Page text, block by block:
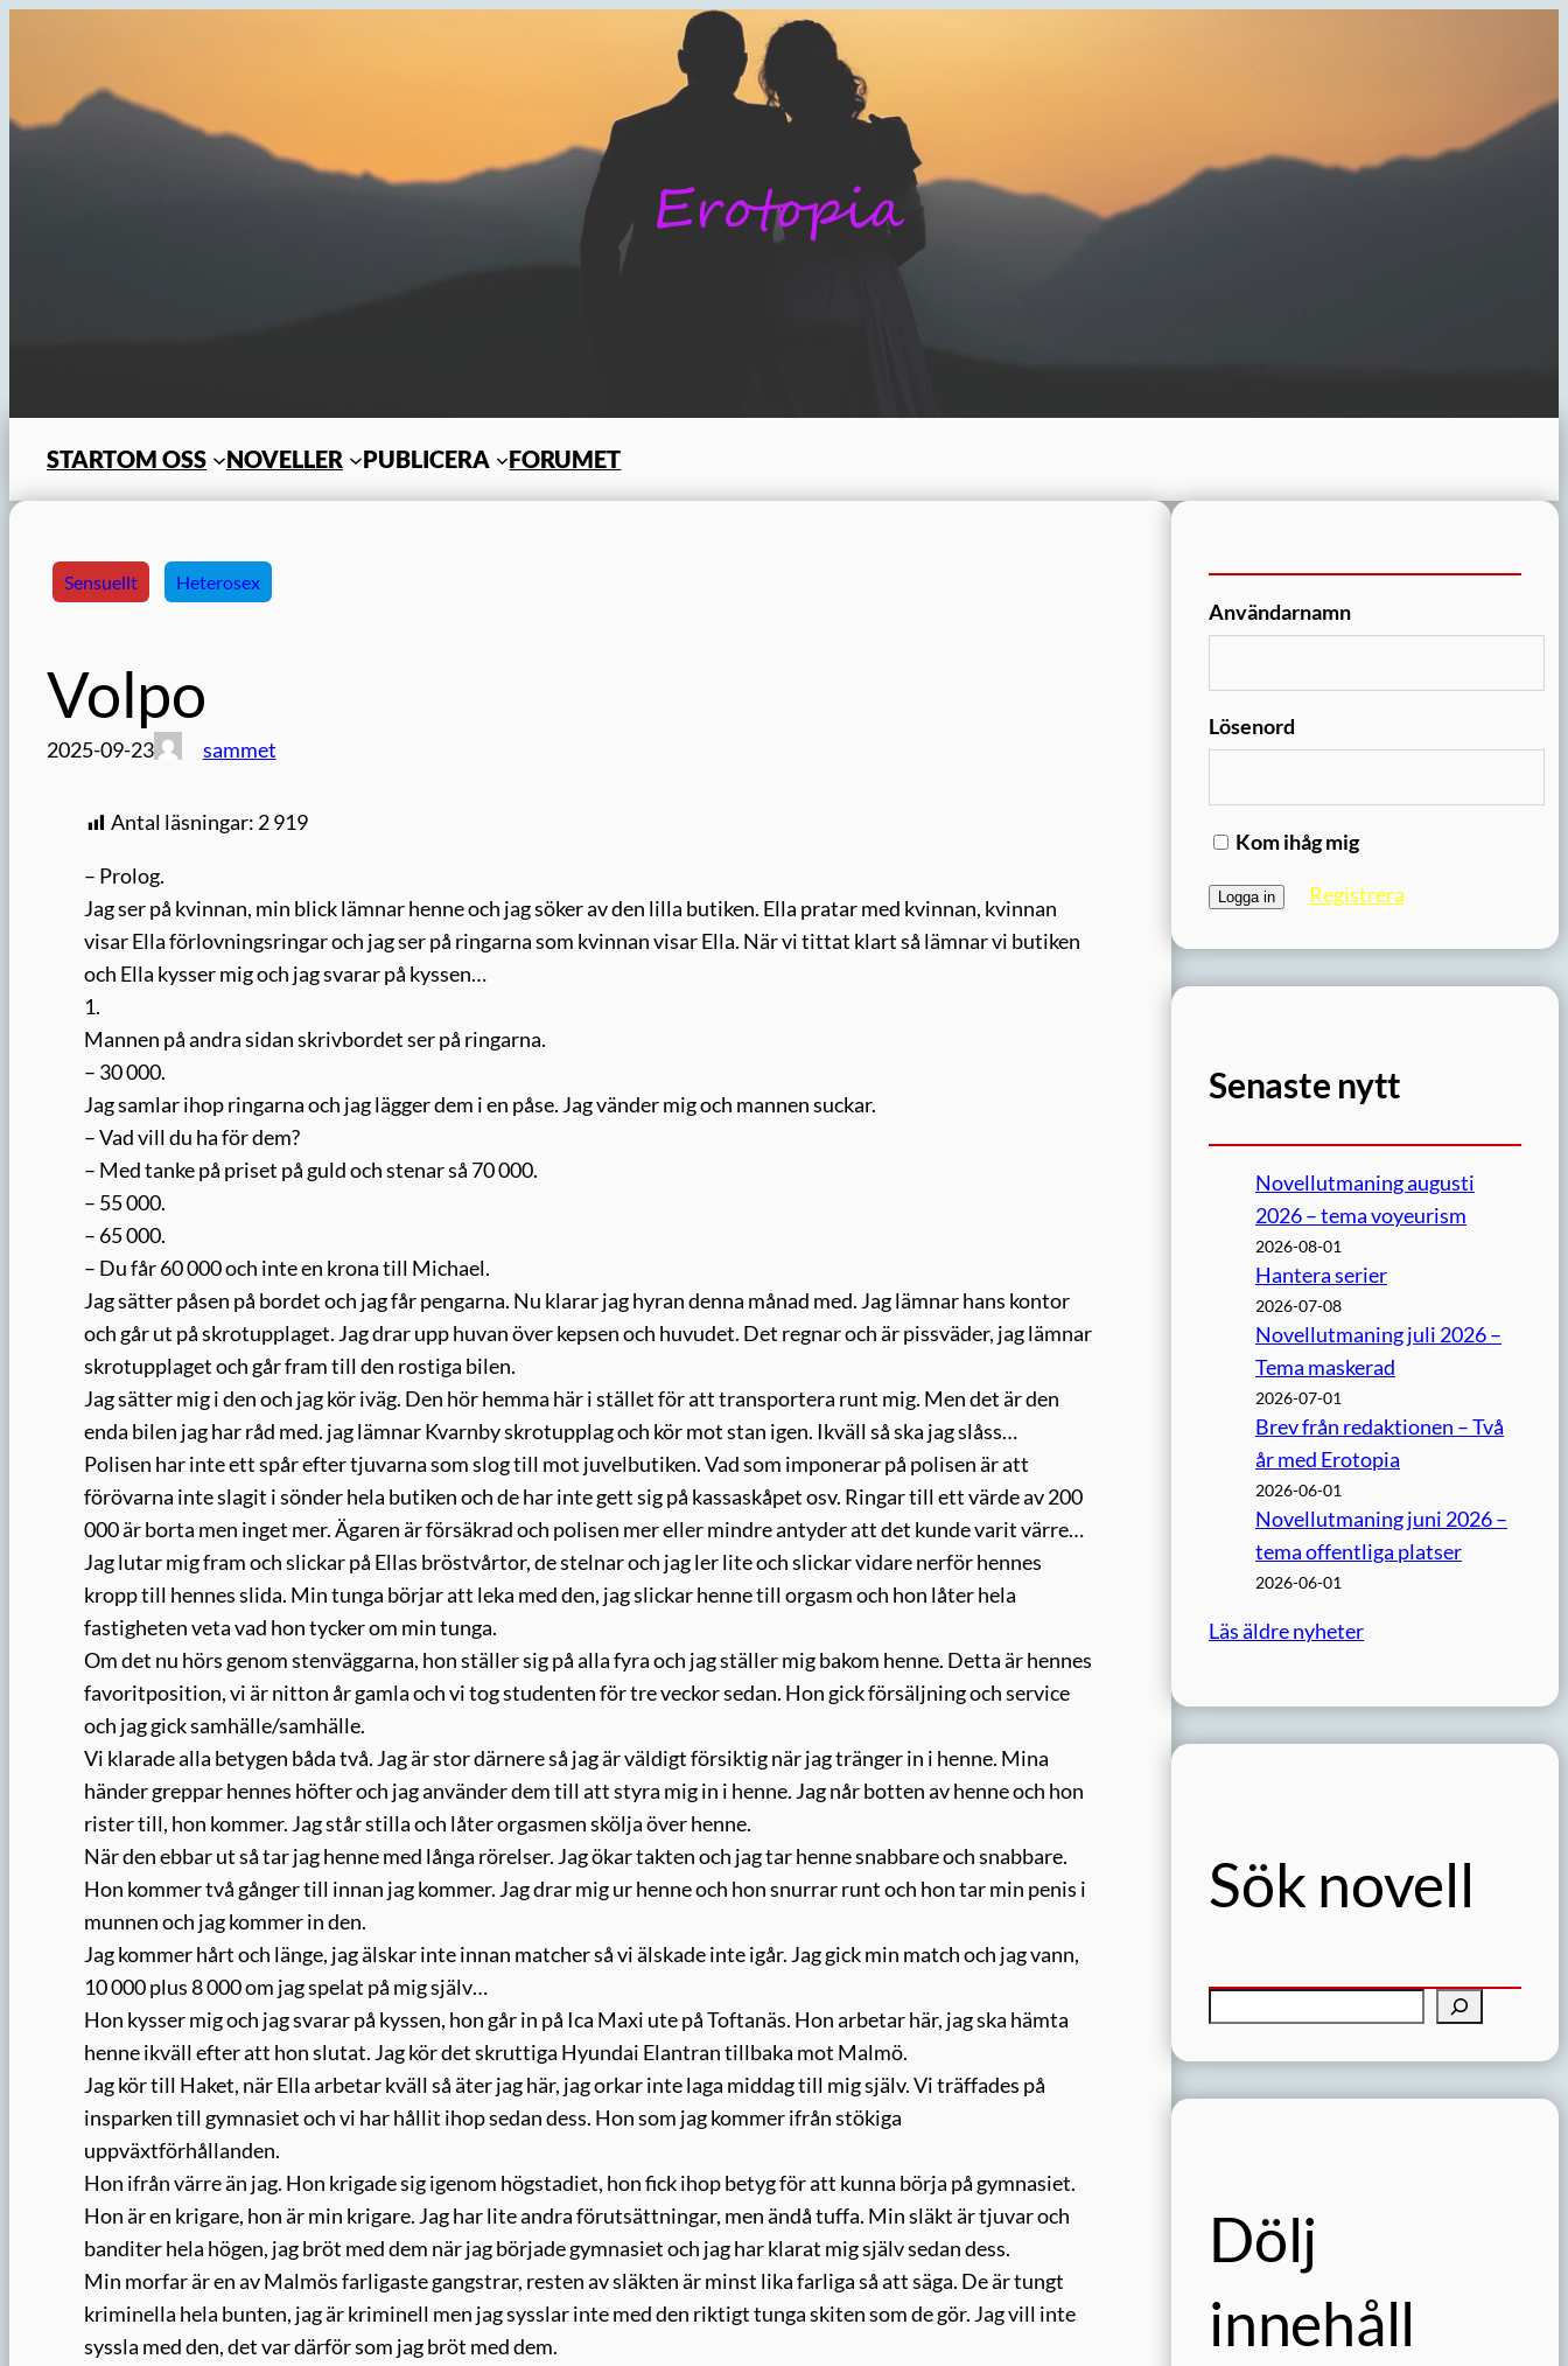
STARTOM OSS NOVELLER PUBLICERA FORUMET
Sensuellt Heterosex
Volpo
2025-09-23 sammet
Antal läsningar: 2 919
– Prolog.
Jag ser på kvinnan, min blick lämnar henne och jag söker av den lilla butiken. Ella pratar med kvinnan, kvinnan
visar Ella förlovningsringar och jag ser på ringarna som kvinnan visar Ella. När vi tittat klart så lämnar vi butiken
och Ella kysser mig och jag svarar på kyssen…
1.
Mannen på andra sidan skrivbordet ser på ringarna.
– 30 000.
Jag samlar ihop ringarna och jag lägger dem i en påse. Jag vänder mig och mannen suckar.
– Vad vill du ha för dem?
– Med tanke på priset på guld och stenar så 70 000.
– 55 000.
– 65 000.
– Du får 60 000 och inte en krona till Michael.
Jag sätter påsen på bordet och jag får pengarna. Nu klarar jag hyran denna månad med. Jag lämnar hans kontor
och går ut på skrotupplaget. Jag drar upp huvan över kepsen och huvudet. Det regnar och är pissväder, jag lämnar
skrotupplaget och går fram till den rostiga bilen.
Jag sätter mig i den och jag kör iväg. Den hör hemma här i stället för att transportera runt mig. Men det är den
enda bilen jag har råd med. jag lämnar Kvarnby skrotupplag och kör mot stan igen. Ikväll så ska jag slåss…
Polisen har inte ett spår efter tjuvarna som slog till mot juvelbutiken. Vad som imponerar på polisen är att
förövarna inte slagit i sönder hela butiken och de har inte gett sig på kassaskåpet osv. Ringar till ett värde av 200
000 är borta men inget mer. Ägaren är försäkrad och polisen mer eller mindre antyder att det kunde varit värre…
Jag lutar mig fram och slickar på Ellas bröstvårtor, de stelnar och jag ler lite och slickar vidare nerför hennes
kropp till hennes slida. Min tunga börjar att leka med den, jag slickar henne till orgasm och hon låter hela
fastigheten veta vad hon tycker om min tunga.
Om det nu hörs genom stenväggarna, hon ställer sig på alla fyra och jag ställer mig bakom henne. Detta är hennes
favoritposition, vi är nitton år gamla och vi tog studenten för tre veckor sedan. Hon gick försäljning och service
och jag gick samhälle/samhälle.
Vi klarade alla betygen båda två. Jag är stor därnere så jag är väldigt försiktig när jag tränger in i henne. Mina
händer greppar hennes höfter och jag använder dem till att styra mig in i henne. Jag når botten av henne och hon
rister till, hon kommer. Jag står stilla och låter orgasmen skölja över henne.
När den ebbar ut så tar jag henne med långa rörelser. Jag ökar takten och jag tar henne snabbare och snabbare.
Hon kommer två gånger till innan jag kommer. Jag drar mig ur henne och hon snurrar runt och hon tar min penis i
munnen och jag kommer in den.
Jag kommer hårt och länge, jag älskar inte innan matcher så vi älskade inte igår. Jag gick min match och jag vann,
10 000 plus 8 000 om jag spelat på mig själv…
Hon kysser mig och jag svarar på kyssen, hon går in på Ica Maxi ute på Toftanäs. Hon arbetar här, jag ska hämta
henne ikväll efter att hon slutat. Jag kör det skruttiga Hyundai Elantran tillbaka mot Malmö.
Jag kör till Haket, när Ella arbetar kväll så äter jag här, jag orkar inte laga middag till mig själv. Vi träffades på
insparken till gymnasiet och vi har hållit ihop sedan dess. Hon som jag kommer ifrån stökiga
uppväxtförhållanden.
Hon ifrån värre än jag. Hon krigade sig igenom högstadiet, hon fick ihop betyg för att kunna börja på gymnasiet.
Hon är en krigare, hon är min krigare. Jag har lite andra förutsättningar, men ändå tuffa. Min släkt är tjuvar och
banditer hela högen, jag bröt med dem när jag började gymnasiet och jag har klarat mig själv sedan dess.
Min morfar är en av Malmös farligaste gangstrar, resten av släkten är minst lika farliga så att säga. De är tungt
kriminella hela bunten, jag är kriminell men jag sysslar inte med den riktigt tunga skiten som de gör. Jag vill inte
syssla med den, det var därför som jag bröt med dem.
Användarnamn
Lösenord
Kom ihåg mig
Registrera
Senaste nytt
Novellutmaning augusti
2026 – tema voyeurism
2026-08-01
Hantera serier
2026-07-08
Novellutmaning juli 2026 –
Tema maskerad
2026-07-01
Brev från redaktionen – Två
år med Erotopia
2026-06-01
Novellutmaning juni 2026 –
tema offentliga platser
2026-06-01
Läs äldre nyheter
Sök novell
k
Dölj
innehåll